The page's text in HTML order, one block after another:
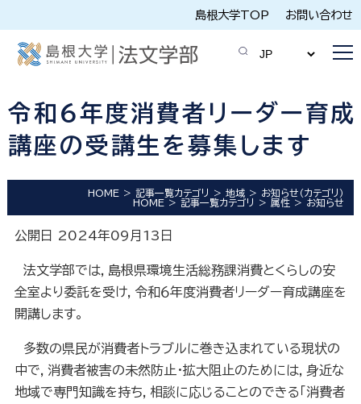
島根大学TOP お問い合わせ
令和６年度消費者リーダー育成
講座の受講生を募集します
HOME 記事一覧カテゴリ 地域
お知らせ（カテゴリ）
HOME
記事一覧カテゴリ 属性 お知らせ
公開日 2024年09月13日
法文学部では，島根県環境生活総務課消費とくらしの安
全室より委託を受け，令和６年度消費者リーダー育成講座を
開講します。
多数の県民が消費者トラブルに巻き込まれている現状の
中で，消費者被害の未然防止・拡大阻止のためには，身近な
地域で専門知識を持ち，相談に応じることのできる「消費者